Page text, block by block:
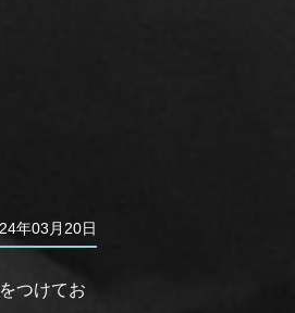
年03月20日
つけてお